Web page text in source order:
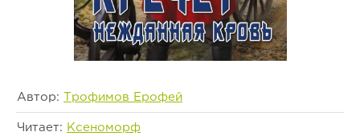
Автор: Трофимов Ерофей
Читает: Ксеноморф